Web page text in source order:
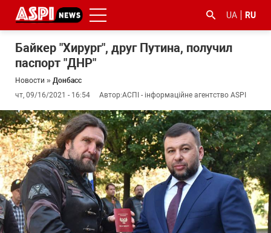
UA RU
Байкер "Хирург", друг Путина, получил
паспорт "ДНР"
Новости » Донбасс
чт, 09/16/2021 - 16:54
Автор:АСПІ - інформаційне агентство ASPI
#ООС
#боротьба
з
корупцією
#гфс #Киев #коронавірус